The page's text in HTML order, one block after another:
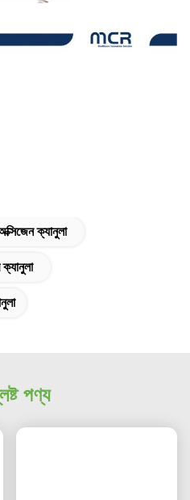
ক্যানুলা
পণ্য